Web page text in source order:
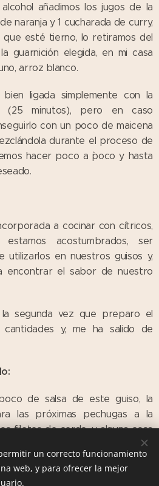
añadimos los jugos de la
naranja y 1 cucharada de curry,
que esté tierno, lo retiramos del
guarnición elegida, en mi casa
arroz blanco.
ligada simplemente con la
(25 minutos), pero en caso
con un poco de maicena
durante el proceso de
hacer poco a `poco y hasta
a cocinar con cítricos,
acostumbrados, ser
utilizarlos en nuestros guisos y,
encontrar el sabor de nuestro
segunda vez que preparo el
y, me ha salido de
de salsa de este guiso, la
las próximas pechugas a la
filetes de cerdo, y alguna cosa
un correcto funcionamiento
web, y para ofrecer la mejor